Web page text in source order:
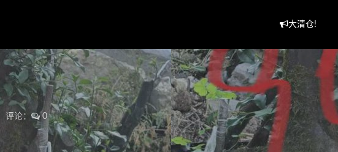
大清仓!
评论： 0